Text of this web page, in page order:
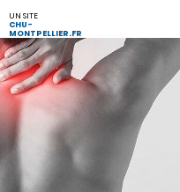
UN SITE
CHU-
MONTPELLIER.FR